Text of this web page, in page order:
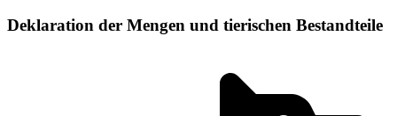
Deklaration der Mengen und tierischen Bestandteile